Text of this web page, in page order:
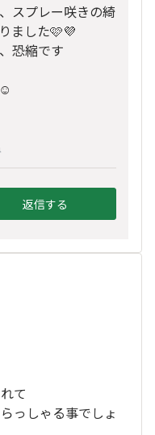
スプレー咲きの綺
ました🩷💜
恐縮です
返信する
て
っしゃる事でしょ